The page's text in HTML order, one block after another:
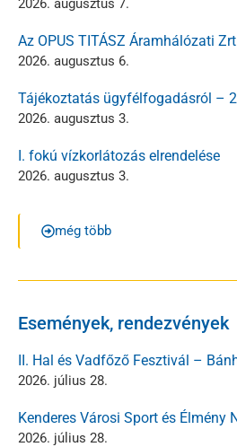
Az OPUS TITÁSZ Áramhálózati
2026. augusztus 6.
Tájékoztatás ügyfélfogadásról –
2026. augusztus 3.
I. fokú vízkorlátozás elrendelése
2026. augusztus 3.
még több
Események, rendezvények
II. Hal és Vadfőző Fesztivál –
2026. július 28.
Kenderes Városi Sport és Élmény
2026. július 28.